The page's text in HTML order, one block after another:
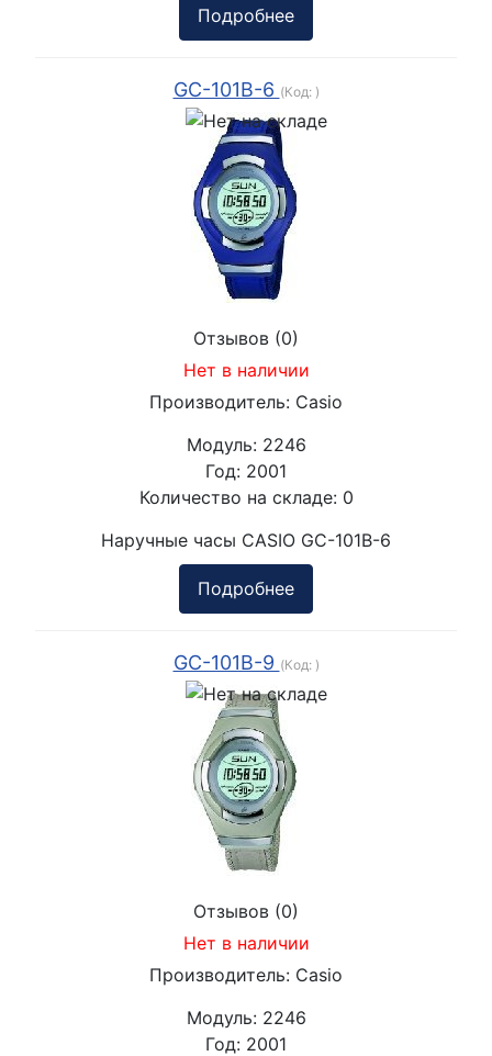
Подробнее
GC-101B-6 (Код: )
Отзывов (0)
Нет в наличии
Производитель: Casio
Модуль: 2246
Год: 2001
Количество на складе: 0
Наручные часы CASIO GC-101B-6
Подробнее
GC-101B-9 (Код: )
Отзывов (0)
Нет в наличии
Производитель: Casio
Модуль: 2246
Год: 2001